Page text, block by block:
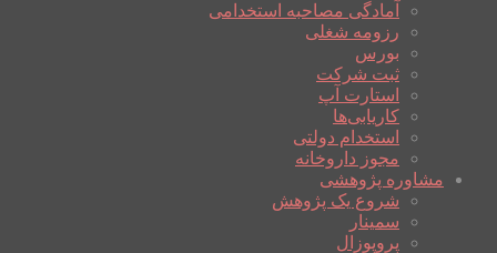
آمادگی مصاحبه استخدامی
رزومه شغلی
بورس
ثبت شرکت
استارت آپ
کاریابی‌ها
استخدام دولتی
مجوز داروخانه
مشاوره پژوهشی
شروع یک پژوهش
سمینار
پروپوزال